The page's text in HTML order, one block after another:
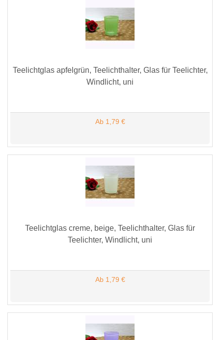
Teelichtglas apfelgrün, Teelichthalter, Glas für Teelichter,
Windlicht, uni
Ab 1,79 €
Teelichtglas creme, beige, Teelichthalter, Glas für
Teelichter, Windlicht, uni
Ab 1,79 €